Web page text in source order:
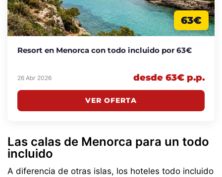
63€
Resort en Menorca con todo incluido por 63€
26 Abr 2026 desde 63€ p.p.
VER OFERTA
Las calas de Menorca para un todo
incluido
A diferencia de otras islas, los hoteles todo incluido